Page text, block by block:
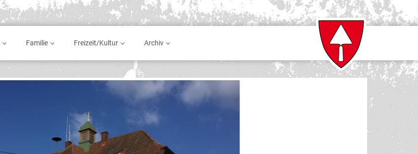
Familie Freizeit/Kultur Archiv